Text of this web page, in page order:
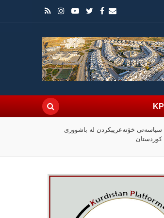
KP
چۆن فیلمی (ئۆدیسە)ی کریستۆفەر نۆلان
بووبە ڕووداوێکی جیهانی؟